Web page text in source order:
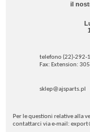
il
telefono (22)-292-
Fax: Extension: 305
sklep@ajsparts.pl
Per le questioni relative alla
contattarci via e-mail: